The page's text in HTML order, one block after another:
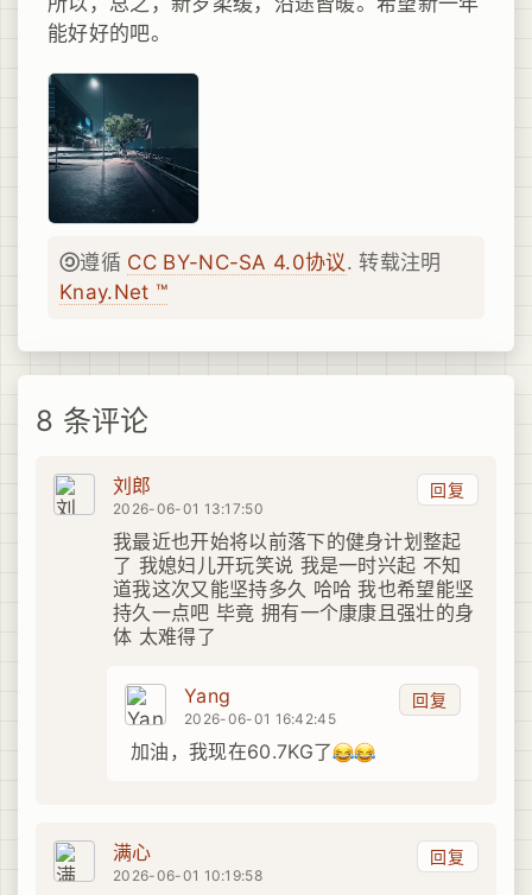
能好好的吧。
遵循 CC BY-NC-SA 4.0协议. 转载注明
Knay.Net ™
8 条评论
回复
刘郎
2026-06-01 13:17:50
我最近也开始将以前落下的健身计划整起
了 我媳妇儿开玩笑说 我是一时兴起 不知
道我这次又能坚持多久 哈哈 我也希望能坚
持久一点吧 毕竟 拥有一个康康且强壮的身
体 太难得了
回复
Yang
2026-06-01 16:42:45
加油，我现在60.7KG了
回复
满心
2026-06-01 10:19:58